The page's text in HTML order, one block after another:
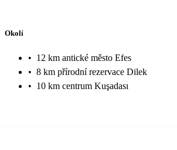
Okolí
• 12 km antické město Efes
• 8 km přírodní rezervace Dilek
• 10 km centrum Kuşadası